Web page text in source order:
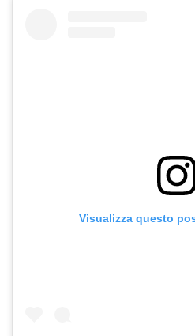
Visualizza questo